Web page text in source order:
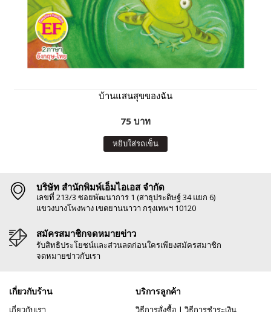
บ้านแสนสุขของฉัน
75 บาท
หยิบใส่รถเข็น
บริษัท สำนักพิมพ์เอ็มไอเอส จำกัด
เลขที่ 213/3 ซอยพัฒนาการ 1 (สาธุประดิษฐ์ 34 แยก 6)
แขวงบางโพงพาง เขตยานนาวา กรุงเทพฯ 10120
สมัครสมาชิกจดหมายข่าว
รับสิทธิประโยชน์และส่วนลดก่อนใครเพียงสมัครสมาชิก
จดหมายข่าวกับเรา
เกี่ยวกับร้าน
เกี่ยวกับเรา
บริการลูกค้า
วิธีการสั่งซื้อ | วิธีการชำระเงิน